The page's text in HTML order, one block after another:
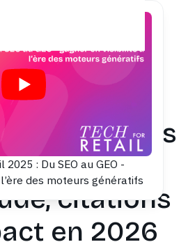
: Du SEO au GEO -
des moteurs génératifs
Back to blog
structurées
: améliorer
citations
en 2026